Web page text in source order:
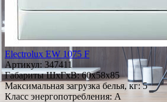
Electrolux EW 1075 F
Артикул: 347411
Габариты ШxГxВ: 60x58x85
Максимальная загрузка белья, кг: 5
Класс энергопотребления: A